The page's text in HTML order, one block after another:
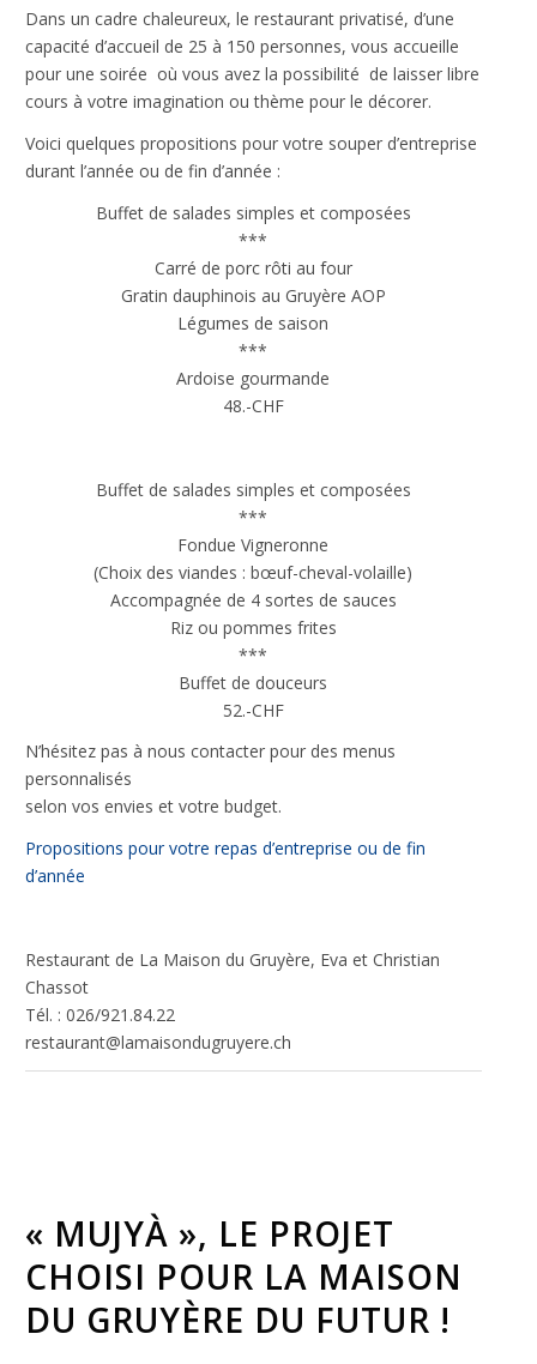
Dans un cadre chaleureux, le restaurant privatisé, d’une
capacité d’accueil de 25 à 150 personnes, vous accueille
pour une soirée où vous avez la possibilité de laisser libre
cours à votre imagination ou thème pour le décorer.
Voici quelques propositions pour votre souper d’entreprise
durant l’année ou de fin d’année :
Buffet de salades simples et composées
***
Carré de porc rôti au four
Gratin dauphinois au Gruyère AOP
Légumes de saison
***
Ardoise gourmande
48.-CHF
Buffet de salades simples et composées
***
Fondue Vigneronne
(Choix des viandes : bœuf-cheval-volaille)
Accompagnée de 4 sortes de sauces
Riz ou pommes frites
***
Buffet de douceurs
52.-CHF
N’hésitez pas à nous contacter pour des menus
personnalisés
selon vos envies et votre budget.
Propositions pour votre repas d’entreprise ou de fin
d’année
Restaurant de La Maison du Gruyère, Eva et Christian
Chassot
Tél. : 026/921.84.22
restaurant@lamaisondugruyere.ch
« MUJYÀ », LE PROJET
CHOISI POUR LA MAISON
DU GRUYÈRE DU FUTUR !